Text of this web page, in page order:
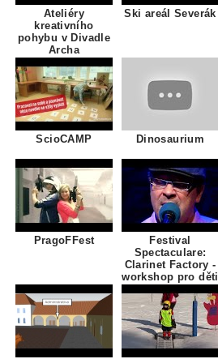
Ateliéry
kreativního
pohybu v Divadle
Archa
Ski areál Severák
ScioCAMP Dinosaurium
PragoFFest
Festival
Spectaculare:
Clarinet Factory -
workshop pro děti